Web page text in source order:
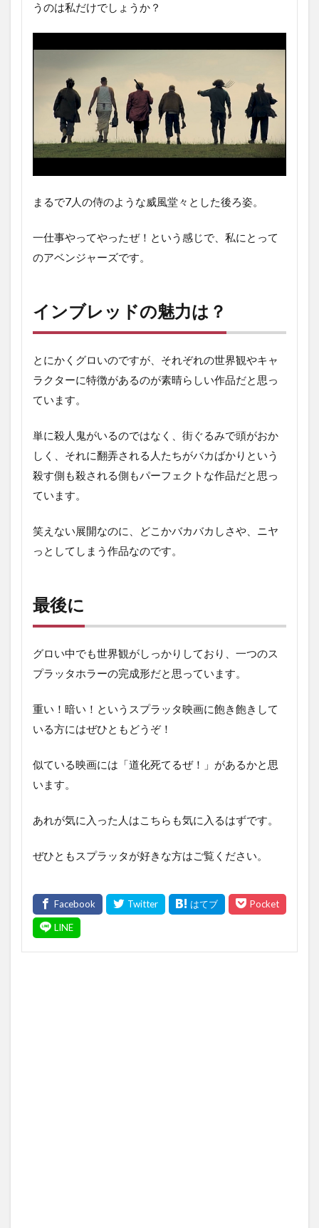
うのは私だけでしょうか？
まるで7人の侍のような威風堂々とした後ろ姿。
一仕事やってやったぜ！という感じで、私にとって
のアベンジャーズです。
インブレッドの魅力は？
とにかくグロいのですが、それぞれの世界観やキャ
ラクターに特徴があるのが素晴らしい作品だと思っ
ています。
単に殺人鬼がいるのではなく、街ぐるみで頭がおか
しく、それに翻弄される人たちがバカばかりという
殺す側も殺される側もパーフェクトな作品だと思っ
ています。
笑えない展開なのに、どこかバカバカしさや、ニヤ
っとしてしまう作品なのです。
最後に
グロい中でも世界観がしっかりしており、一つのス
プラッタホラーの完成形だと思っています。
重い！暗い！というスプラッタ映画に飽き飽きして
いる方にはぜひともどうぞ！
似ている映画には「道化死てるぜ！」があるかと思
います。
あれが気に入った人はこちらも気に入るはずです。
ぜひともスプラッタが好きな方はご覧ください。